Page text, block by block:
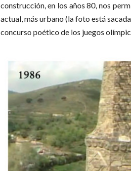
construcción, en los años 80, nos
actual, más urbano (la foto está
concurso poético de los juegos